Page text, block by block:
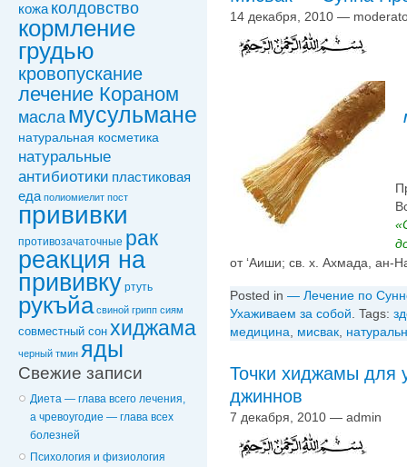
кожа колдовствo
кормление
грудью
кровопускание
лечение Кораном
масла мусульмане
натуральная косметика
натуральные
антибиотики пластиковая
еда полиомиелит пост
прививки
противозачаточные рак
реакция на
прививку ртуть
рукъйа свиной грипп сиям
совместный сон хиджама
черный тмин яды
Свежие записи
Диета — глава всего лечения,
а чревоугодие — глава всех
болезней
Психология и физиология
14 декабря, 2010 —
от ‘Аиши; св. х. Ахмада, ан-
Posted in — Лечение по
Ухаживаем за собой . Tags:
медицина
мисвак
Точки хиджамы для
джиннов
7 декабря, 2010 — admin